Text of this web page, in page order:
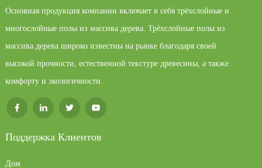
Основная продукция компании включает в себя трёхслойные и
многослойные полы из массива дерева. Трёхслойные полы из
массива дерева широко известны на рынке благодаря своей
высокой прочности, естественной текстуре древесины, а также
комфорту и экологичности.
Поддержка Клиентов
Дом